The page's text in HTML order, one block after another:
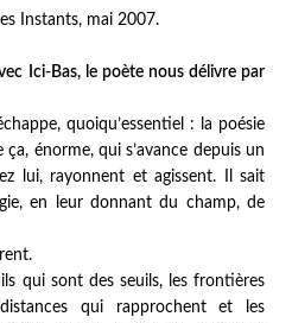
Instants, mai 2007.
Ici-Bas, le poète nous délivre par
quoiqu’essentiel : la poésie
énorme, qui s’avance depuis un
lui, rayonnent et agissent. Il sait
en leur donnant du champ, de
qui sont des seuils, les frontières
qui rapprochent et les